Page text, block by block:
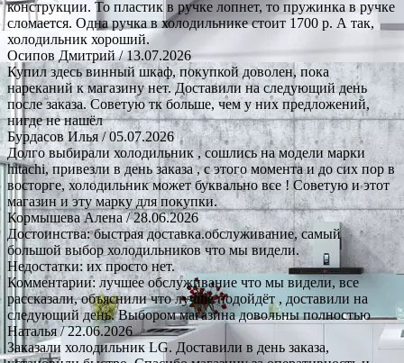
конструкции. То пластик в ручке лопнет, то пружинка в ручке
сломается. Одна ручка в холодильнике стоит 1700 р. А так,
холодильник хороший.
Осипов Дмитрий/ 13.07.2026
Купил здесь винный шкаф, покупкой доволен, пока
нареканий к магазину нет. Доставили на следующий день
после заказа. Советую тк больше, чем у них предложений,
нигде не нашёл
Бурдасов Илья / 05.07.2026
Долго выбирали холодильник , сошлись на модели марки
hitachi, привезли в день заказа , с этого момента и до сих пор в
восторге, холодильник может буквально все ! Советую и этот
магазин и эту марку для покупки.
Кормышева Алена/ 28.06.2026
Достоинства: быстрая доставка.обслуживание, самый
большой выбор холодильников что мы видели.
Недостатки: их просто нет.
Комментарии: лучшее обслуживание что мы видели, все
рассказали, объяснили что лучше подойдёт , доставили на
следующий день. Выбором магазина довольны полностью
Наталья / 22.06.2026
Заказали холодильник LG. Доставили в день заказа,